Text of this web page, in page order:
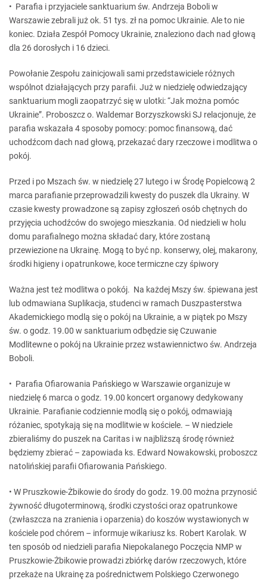
• Parafia i przyjaciele sanktuarium św. Andrzeja Boboli w
Warszawie zebrali już ok. 51 tys. zł na pomoc Ukrainie. Ale to nie
koniec. Działa Zespół Pomocy Ukrainie, znaleziono dach nad głową
dla 26 dorosłych i 16 dzieci.
Powołanie Zespołu zainicjowali sami przedstawiciele różnych
wspólnot działających przy parafii. Już w niedzielę odwiedzający
sanktuarium mogli zaopatrzyć się w ulotki: “Jak można pomóc
Ukrainie”. Proboszcz o. Waldemar Borzyszkowski SJ relacjonuje, że
parafia wskazała 4 sposoby pomocy: pomoc finansową, dać
uchodźcom dach nad głową, przekazać dary rzeczowe i modlitwa o
pokój.
Przed i po Mszach św. w niedzielę 27 lutego i w Środę Popielcową 2
marca parafianie przeprowadzili kwesty do puszek dla Ukrainy. W
czasie kwesty prowadzone są zapisy zgłoszeń osób chętnych do
przyjęcia uchodźców do swojego mieszkania. Od niedzieli w holu
domu parafialnego można składać dary, które zostaną
przewiezione na Ukrainę. Mogą to być np. konserwy, olej, makarony,
środki higieny i opatrunkowe, koce termiczne czy śpiwory
Ważna jest też modlitwa o pokój. Na każdej Mszy św. śpiewana jest
lub odmawiana Suplikacja, studenci w ramach Duszpasterstwa
Akademickiego modlą się o pokój na Ukrainie, a w piątek po Mszy
św. o godz. 19.00 w sanktuarium odbędzie się Czuwanie
Modlitewne o pokój na Ukrainie przez wstawiennictwo św. Andrzeja
Boboli.
• Parafia Ofiarowania Pańskiego w Warszawie organizuje w
niedzielę 6 marca o godz. 19.00 koncert organowy dedykowany
Ukrainie. Parafianie codziennie modlą się o pokój, odmawiają
różaniec, spotykają się na modlitwie w kościele. – W niedziele
zbieraliśmy do puszek na Caritas i w najbliższą środę również
będziemy zbierać – zapowiada ks. Edward Nowakowski, proboszcz
natolińskiej parafii Ofiarowania Pańskiego.
• W Pruszkowie-Żbikowie do środy do godz. 19.00 można przynosić
żywność długoterminową, środki czystości oraz opatrunkowe
(zwłaszcza na zranienia i oparzenia) do koszów wystawionych w
kościele pod chórem – informuje wikariusz ks. Robert Karolak. W
ten sposób od niedzieli parafia Niepokalanego Poczęcia NMP w
Pruszkowie-Żbikowie prowadzi zbiórkę darów rzeczowych, które
przekaże na Ukrainę za pośrednictwem Polskiego Czerwonego